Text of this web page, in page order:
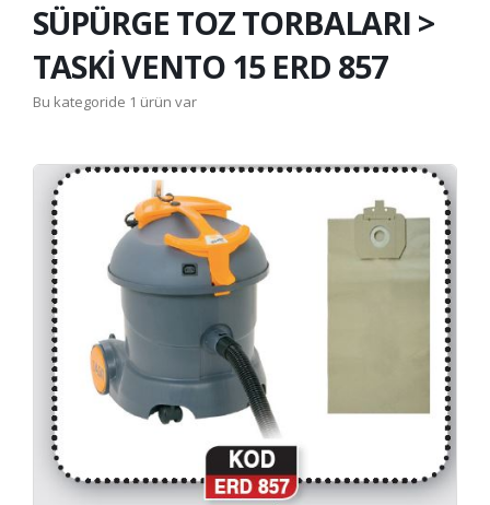
SÜPÜRGE TOZ TORBALARI >
TASKİ VENTO 15 ERD 857
Bu kategoride 1 ürün var